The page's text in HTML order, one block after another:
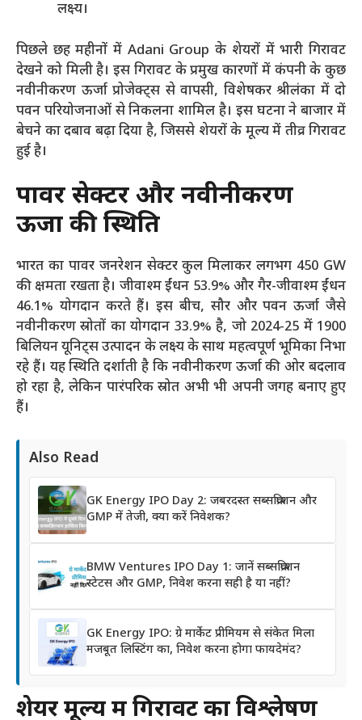
लक्ष्य।
पिछले छह महीनों में Adani Group के शेयरों में भारी गिरावट
देखने को मिली है। इस गिरावट के प्रमुख कारणों में कंपनी के कुछ
नवीनीकरण ऊर्जा प्रोजेक्ट्स से वापसी, विशेषकर श्रीलंका में दो
पवन परियोजनाओं से निकलना शामिल है। इस घटना ने बाजार में
बेचने का दबाव बढ़ा दिया है, जिससे शेयरों के मूल्य में तीव्र गिरावट
हुई है।
पावर सेक्टर और नवीनीकरण
ऊर्जा की स्थिति
भारत का पावर जनरेशन सेक्टर कुल मिलाकर लगभग 450 GW
की क्षमता रखता है। जीवाश्म ईंधन 53.9% और गैर-जीवाश्म ईंधन
46.1% योगदान करते हैं। इस बीच, सौर और पवन ऊर्जा जैसे
नवीनीकरण स्रोतों का योगदान 33.9% है, जो 2024-25 में 1900
बिलियन यूनिट्स उत्पादन के लक्ष्य के साथ महत्वपूर्ण भूमिका निभा
रहे हैं। यह स्थिति दर्शाती है कि नवीनीकरण ऊर्जा की ओर बदलाव
हो रहा है, लेकिन पारंपरिक स्रोत अभी भी अपनी जगह बनाए हुए
हैं।
Also Read
GK Energy IPO Day 2: जबरदस्त सब्सक्रिप्शन और
GMP में तेजी, क्या करें निवेशक?
BMW Ventures IPO Day 1: जानें सब्सक्रिप्शन
स्टेटस और GMP, निवेश करना सही है या नहीं?
GK Energy IPO: ग्रे मार्केट प्रीमियम से संकेत मिला
मजबूत लिस्टिंग का, निवेश करना होगा फायदेमंद?
शेयर मूल्य में गिरावट का विश्लेषण